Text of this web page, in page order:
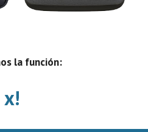
la función:
x!